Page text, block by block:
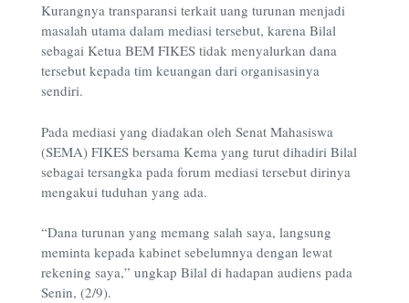
Kurangnya transparansi terkait uang turunan menjadi
masalah utama dalam mediasi tersebut, karena Bilal
sebagai Ketua BEM FIKES tidak menyalurkan dana
tersebut kepada tim keuangan dari organisasinya
sendiri.
Pada mediasi yang diadakan oleh Senat Mahasiswa
(SEMA) FIKES bersama Kema yang turut dihadiri Bilal
sebagai tersangka pada forum mediasi tersebut dirinya
mengakui tuduhan yang ada.
“Dana turunan yang memang salah saya, langsung
meminta kepada kabinet sebelumnya dengan lewat
rekening saya,” ungkap Bilal di hadapan audiens pada
Senin, (2/9).